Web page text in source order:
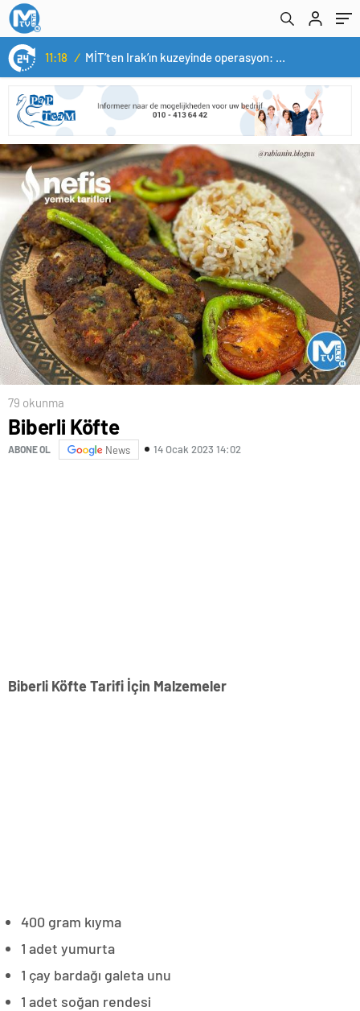
14:05 / Yerli otomobil TOGG’un ustaları burada yetişecek
79 okunma
Biberli Köfte
ABONE OL News 14 Ocak 2023 14:02
Biberli Köfte Tarifi İçin Malzemeler
400 gram kıyma
1 adet yumurta
1 çay bardağı galeta unu
1 adet soğan rendesi